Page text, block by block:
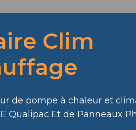
Clim
de pompe à chaleur et
Qualipac Et de Panneaux